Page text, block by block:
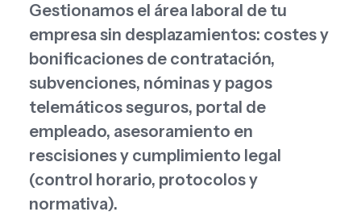
Gestionamos el área laboral de tu
empresa sin desplazamientos: costes y
bonificaciones de contratación,
subvenciones, nóminas y pagos
telemáticos seguros, portal de
empleado, asesoramiento en
rescisiones y cumplimiento legal
(control horario, protocolos y
normativa).